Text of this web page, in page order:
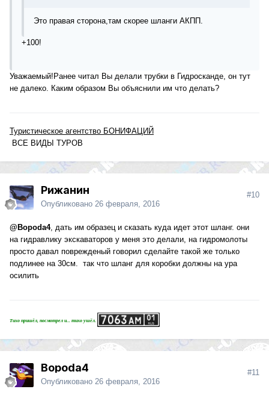
Это правая сторона,там скорее шланги АКПП.
+100!
Уважаемый!Ранее читал Вы делали трубки в Гидросканде, он тут
не далеко. Каким образом Вы объяснили им что делать?
Туристическое агентство БОНИФАЦИЙ
ВСЕ ВИДЫ ТУРОВ
Рижанин
Опубликовано 26 февраля, 2016
#10
@Bopoda4, дать им образец и сказать куда идет этот шланг. они
на гидравлику экскаваторов у меня это делали, на гидромолоты
просто давал поврежденый говорил сделайте такой же только
подлинее на 30см. так что шланг для коробки должны на ура
осилить
Тихо пришёл, посмотрел и... тихо ушёл.
Bopoda4
Опубликовано 26 февраля, 2016
#11